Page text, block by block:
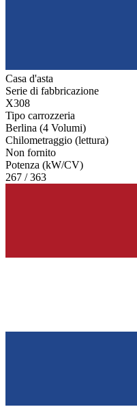
Casa d'asta
Serie di fabbricazione
X308
Tipo carrozzeria
Berlina (4 Volumi)
Chilometraggio (lettura)
Non fornito
Potenza (kW/CV)
267 / 363